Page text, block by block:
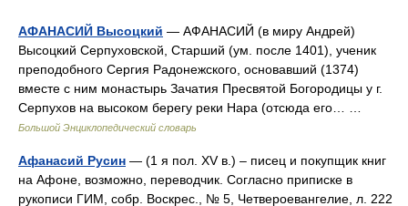
АФАНАСИЙ Высоцкий — АФАНАСИЙ (в миру Андрей)
Высоцкий Серпуховской, Старший (ум. после 1401), ученик
преподобного Сергия Радонежского, основавший (1374)
вместе с ним монастырь Зачатия Пресвятой Богородицы у г.
Серпухов на высоком берегу реки Нара (отсюда его… …
Большой Энциклопедический словарь
Афанасий Русин — (1 я пол. XV в.) – писец и покупщик книг
на Афоне, возможно, переводчик. Согласно приписке в
рукописи ГИМ, собр. Воскрес., № 5, Четвероевангелие, л. 222